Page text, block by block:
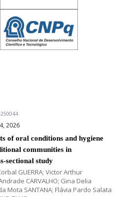
2026
of oral conditions and hygiene
communities in
sectional study
GUERRA; Victor Arthur
CARVALHO; Gina Delia
Mota SANTANA; Flávia Pardo Salata